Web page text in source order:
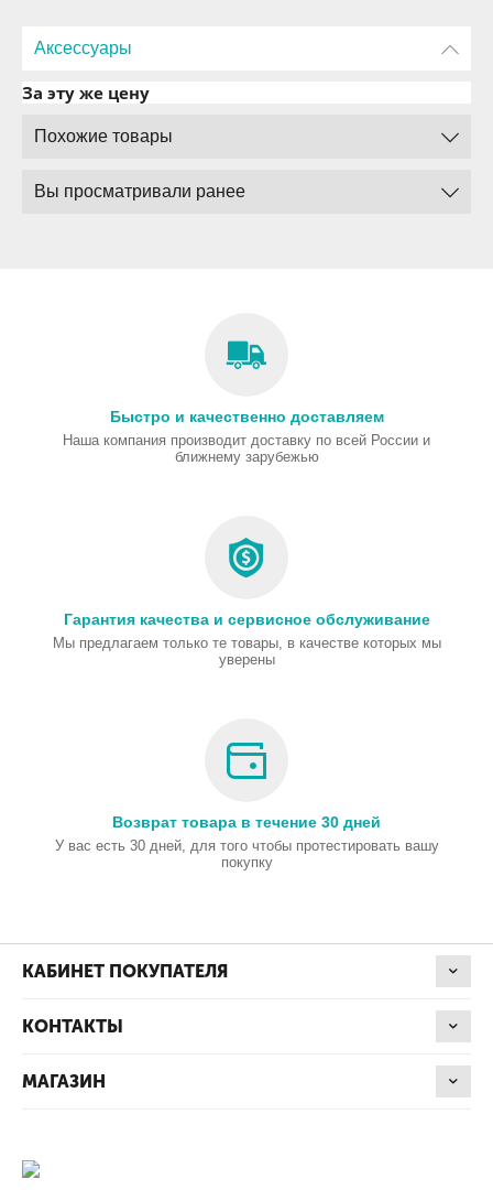
Аксессуары
За эту же цену
Похожие товары
Вы просматривали ранее
Быстро и качественно доставляем
Наша компания производит доставку по всей России и
ближнему зарубежью
Гарантия качества и сервисное обслуживание
Мы предлагаем только те товары, в качестве которых мы
уверены
Возврат товара в течение 30 дней
У вас есть 30 дней, для того чтобы протестировать вашу
покупку
КАБИНЕТ ПОКУПАТЕЛЯ
КОНТАКТЫ
МАГАЗИН